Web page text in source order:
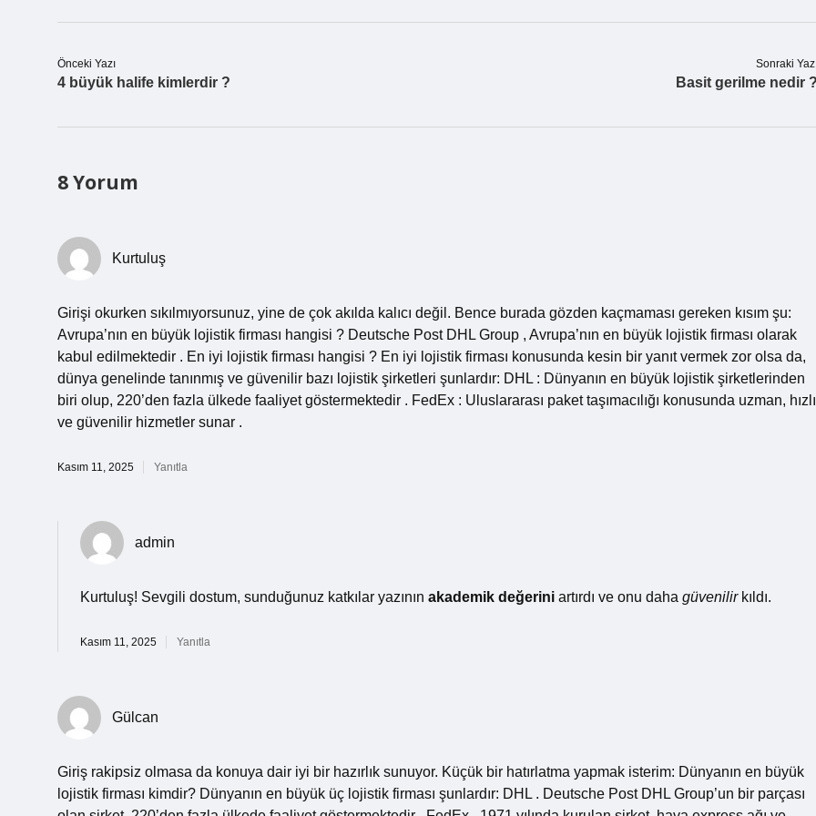
Önceki Yazı
4 büyük halife kimlerdir ?
Sonraki
Basit gerilme nedir
8 Yorum
Kurtuluş
Girişi okurken sıkılmıyorsunuz, yine de çok akılda kalıcı değil. Bence burada gözden kaçmaması gereken kısım şu:
Avrupa’nın en büyük lojistik firması hangisi ? Deutsche Post DHL Group , Avrupa’nın en büyük lojistik firması olarak
kabul edilmektedir . En iyi lojistik firması hangisi ? En iyi lojistik firması konusunda kesin bir yanıt vermek zor olsa da,
dünya genelinde tanınmış ve güvenilir bazı lojistik şirketleri şunlardır: DHL : Dünyanın en büyük lojistik şirketlerinden
biri olup, 220’den fazla ülkede faaliyet göstermektedir . FedEx : Uluslararası paket taşımacılığı konusunda uzman, hızlı
ve güvenilir hizmetler sunar .
Kasım 11, 2025 Yanıtla
admin
Kurtuluş! Sevgili dostum, sunduğunuz katkılar yazının akademik değerini artırdı ve onu daha güvenilirkıldı.
Kasım 11, 2025 Yanıtla
Gülcan
Giriş rakipsiz olmasa da konuya dair iyi bir hazırlık sunuyor. Küçük bir hatırlatma yapmak isterim: Dünyanın en büyük
lojistik firması kimdir? Dünyanın en büyük üç lojistik firması şunlardır: DHL . Deutsche Post DHL Group’un bir parçası